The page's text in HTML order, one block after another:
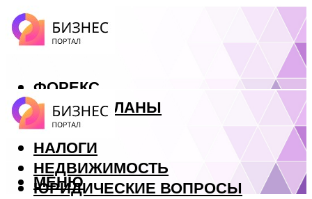
ФОРЕКС
БИЗНЕС ПЛАНЫ
КРЕДИТЫ
НАЛОГИ
НЕДВИЖИМОСТЬ
ЮРИДИЧЕСКИЕ ВОПРОСЫ
МЕНЮ